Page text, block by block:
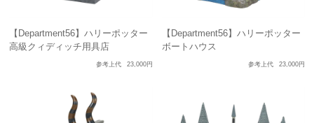
【Department56】ハリーポッター
高級クィディッチ用具店
参考上代 23,000円
【Department56】ハリーポッター
ボートハウス
参考上代 23,000円